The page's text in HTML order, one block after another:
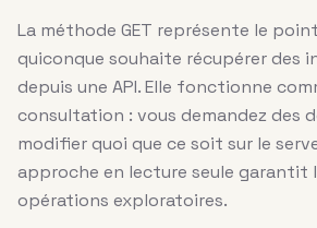
La méthode GET représente le
quiconque souhaite récupérer des
depuis une API. Elle fonctionne
consultation : vous demandez des
modifier quoi que ce soit sur le
approche en lecture seule garantit
opérations exploratoires.